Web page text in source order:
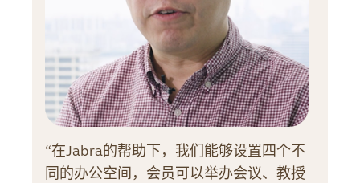
“在Jabra的帮助下，我们能够设置四个不
同的办公空间，会员可以举办会议、教授